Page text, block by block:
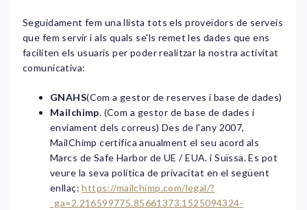
Seguidament fem una llista tots els proveïdors de serveis
que fem servir i als quals se'ls remet les dades que ens
faciliten els usuaris per poder realitzar la nostra activitat
comunicativa:​
GNAHS(Com a gestor de reserves i base de dades)
Mailchimp. (Com a gestor de base de dades i
enviament dels correus) Des de l'any 2007,
MailChimp certifica anualment el seu acord als
Marcs de Safe Harbor de UE / EUA. i Suïssa. Es pot
veure la seva política de privacitat en el següent
enllaç:https://mailchimp.com/legal/?
_ga=2.216599775.85661373.1525094324-